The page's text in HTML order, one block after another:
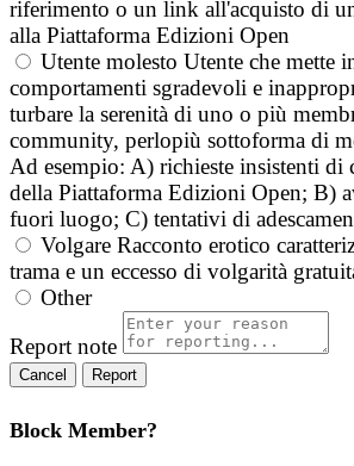
riferimento o un link all'acquisto di
alla Piattaforma Edizioni Open
Utente molesto Utente che mette
comportamenti sgradevoli e
turbare la serenità di uno o più
community, perlopiù sottoforma di
Ad esempio: A) richieste insistenti
della Piattaforma Edizioni Open; B)
fuori luogo; C) tentativi di
Volgare Racconto erotico
trama e un eccesso di volgarità
Other
Report note
Report
Block Member?